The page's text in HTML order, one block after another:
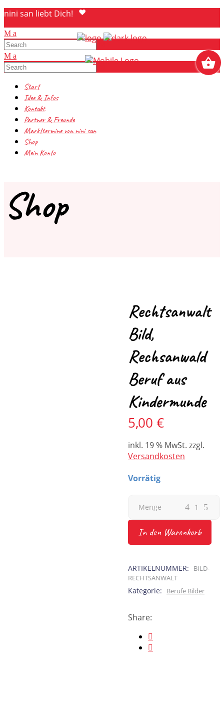
nini san liebt Dich!
Start
Idee & Infos
Kontakt
Partner & Freunde
Markttermine von nini san
Shop
Mein Konto
Shop
Rechtsanwalt
Bild,
Rechsanwald
Beruf aus
Kindermunde
5,00 €
inkl. 19 % MwSt. zzgl.
Versandkosten
Vorrätig
Rechtsanwalt
Bild,
Beruf
aus
Kindermunde
quantity
Menge
In den Warenkorb
ARTIKELNUMMER:
BILD-
RECHTSANWALT
Kategorie: Berufe Bilder
Share: